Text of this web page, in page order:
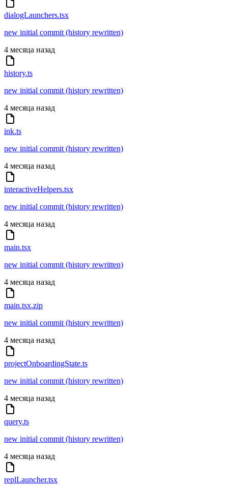
dialogLaunchers.tsx
new initial commit (history rewritten)
4 месяца назад
history.ts
new initial commit (history rewritten)
4 месяца назад
ink.ts
new initial commit (history rewritten)
4 месяца назад
interactiveHelpers.tsx
new initial commit (history rewritten)
4 месяца назад
main.tsx
new initial commit (history rewritten)
4 месяца назад
main.tsx.zip
new initial commit (history rewritten)
4 месяца назад
projectOnboardingState.ts
new initial commit (history rewritten)
4 месяца назад
query.ts
new initial commit (history rewritten)
4 месяца назад
replLauncher.tsx